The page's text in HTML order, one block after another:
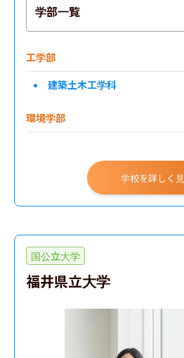
学部一覧
工学部
建築土木工学科
環境学部
学校を詳しく
国公立大学
福井県立大学